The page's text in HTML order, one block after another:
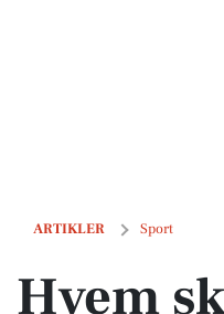
ARTIKLER Sport
Hvem skal være Årets
Hvem